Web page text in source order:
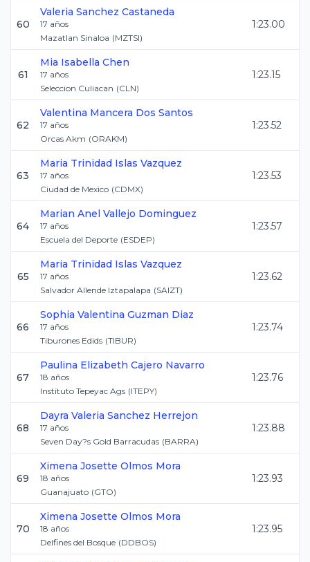
60
Valeria Sanchez Castaneda
17 años
Mazatlan Sinaloa (MZTSI)
1:23.00
61
Mia Isabella Chen
17 años
Seleccion Culiacan (CLN)
1:23.15
62
Valentina Mancera Dos Santos
17 años
Orcas Akm (ORAKM)
1:23.52
63
Maria Trinidad Islas Vazquez
17 años
Ciudad de Mexico (CDMX)
1:23.53
64
Marian Anel Vallejo Dominguez
17 años
Escuela del Deporte (ESDEP)
1:23.57
65
Maria Trinidad Islas Vazquez
17 años
Salvador Allende Iztapalapa (SAIZT)
1:23.62
66
Sophia Valentina Guzman Diaz
17 años
Tiburones Edids (TIBUR)
1:23.74
67
Paulina Elizabeth Cajero Navarro
18 años
Instituto Tepeyac Ags (ITEPY)
1:23.76
68
Dayra Valeria Sanchez Herrejon
17 años
Seven Day?s Gold Barracudas (BARRA)
1:23.88
69
Ximena Josette Olmos Mora
18 años
Guanajuato (GTO)
1:23.93
70
Ximena Josette Olmos Mora
18 años
Delfines del Bosque (DDBOS)
1:23.95